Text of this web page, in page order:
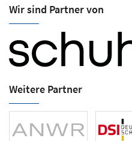
Wir sind Partner von
Weitere Partner